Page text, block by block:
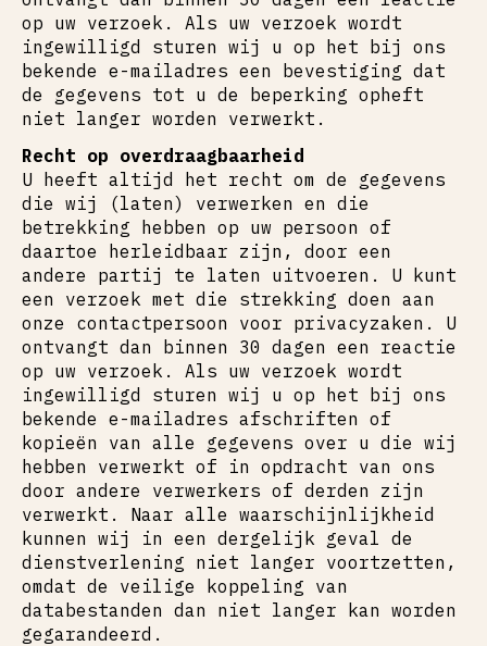
op uw verzoek. Als uw verzoek wordt
ingewilligd sturen wij u op het bij ons
bekende e-mailadres een bevestiging dat
de gegevens tot u de beperking opheft
niet langer worden verwerkt.
Recht op overdraagbaarheid
U heeft altijd het recht om de gegevens
die wij (laten) verwerken en die
betrekking hebben op uw persoon of
daartoe herleidbaar zijn, door een
andere partij te laten uitvoeren. U kunt
een verzoek met die strekking doen aan
onze contactpersoon voor privacyzaken. U
ontvangt dan binnen 30 dagen een reactie
op uw verzoek. Als uw verzoek wordt
ingewilligd sturen wij u op het bij ons
bekende e-mailadres afschriften of
kopieën van alle gegevens over u die wij
hebben verwerkt of in opdracht van ons
door andere verwerkers of derden zijn
verwerkt. Naar alle waarschijnlijkheid
kunnen wij in een dergelijk geval de
dienstverlening niet langer voortzetten,
omdat de veilige koppeling van
databestanden dan niet langer kan worden
gegarandeerd.